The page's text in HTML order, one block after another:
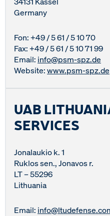
Germany
Fon: +49 / 5 61 / 5 10 70
Fax: +49 / 5 61 / 5 10 71 99
Email: info@psm-spz.de
Website:www.psm-spz.de
UAB
SERVICES
Jonalaukio k. 1
Ruklos sen., Jonavos r.
LT – 55296
Lithuania
Email: